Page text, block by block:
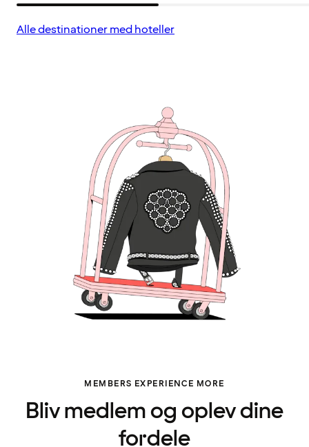
Alle destinationer med hoteller
MEMBERS EXPERIENCE MORE
Bliv medlem og oplev dine
fordele